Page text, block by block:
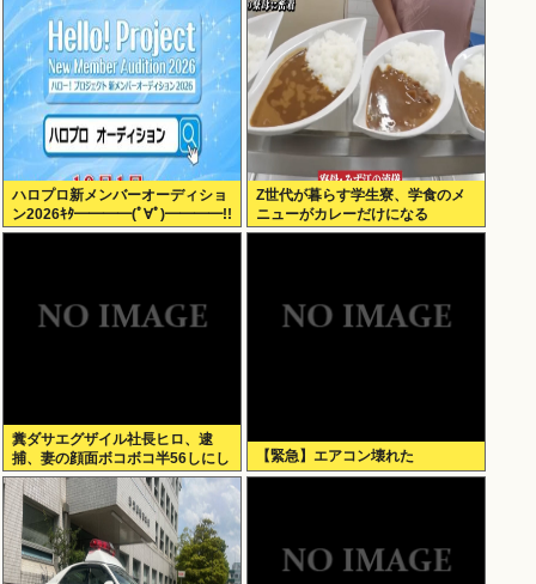
ハロプロ新メンバーオーディショ
ン2026ｷﾀ━━━━(ﾟ∀ﾟ)━━━━!!
Z世代が暮らす学生寮、学食のメ
ニューがカレーだけになる
糞ダサエグザイル社長ヒロ、逮
捕、妻の顔面ボコボコ半56しにし
た。
【緊急】エアコン壊れた